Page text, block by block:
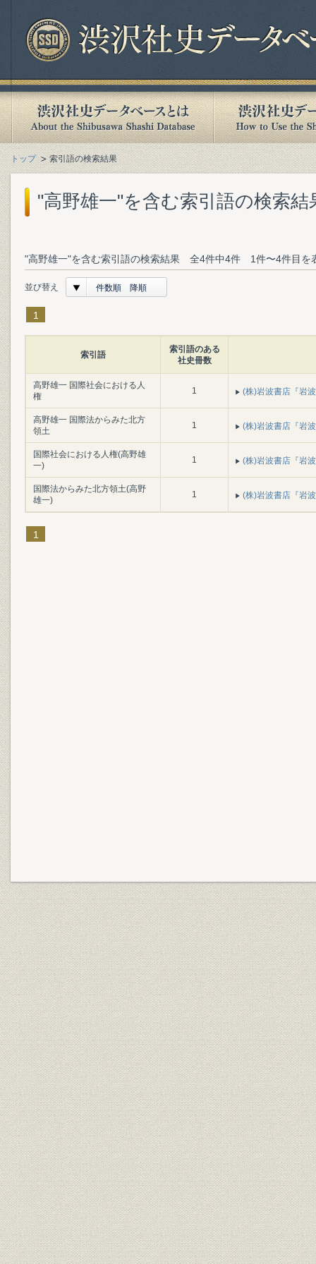
トップ 索引語の検索結果
"高野雄一"を含む索引語の検索結
"高野雄一"を含む索引語の検索結果 全4件中4件 1件〜4件目を
並び替え 件数順 降順
1
索引語
索引語のある
社史冊数
高野雄一 国際社会における人
権
1 (株)岩波書店『岩
高野雄一 国際法からみた北方
領土
1 (株)岩波書店『岩
国際社会における人権(高野雄
一)
1 (株)岩波書店『岩
国際法からみた北方領土(高野
雄一)
1 (株)岩波書店『岩
1